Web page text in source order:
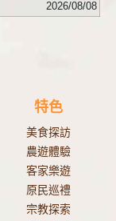
2026/08/08
特色
美食探訪
農遊體驗
客家樂遊
原民巡禮
宗教探索